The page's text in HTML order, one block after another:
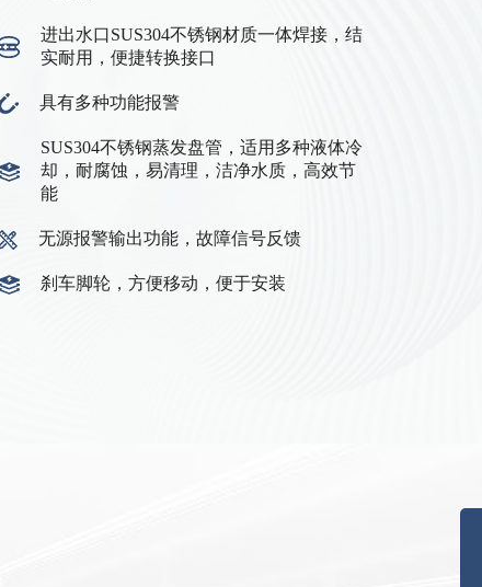
进出水口SUS304不锈钢材质一体焊接，结
实耐用，便捷转换接口
具有多种功能报警
SUS304不锈钢蒸发盘管，适用多种液体冷
却，耐腐蚀，易清理，洁净水质，高效节
能
无源报警输出功能，故障信号反馈
刹车脚轮，方便移动，便于安装